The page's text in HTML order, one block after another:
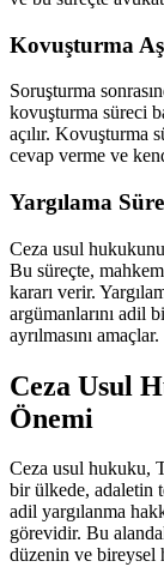
Kovuşturma
Soruşturma
kovuşturma süreci
açılır. Kovuşturma
cevap verme ve
Yargılama
Ceza usul
Bu süreçte,
kararı verir.
argümanlarını adil
ayrılmasını amaçlar.
Ceza Usul
Önemi
Ceza usul hukuku,
bir ülkede, adaletin
adil yargılanma
görevidir. Bu
düzenin ve bireysel